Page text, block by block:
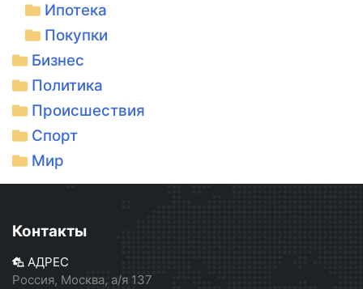
Ипотека
Покупки
Бизнес
Политика
Происшествия
Спорт
Мир
Контакты
АДРЕС
Россия, Москва, а/я 137